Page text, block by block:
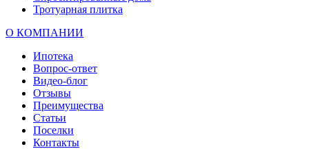
Тротуарная плитка
О КОМПАНИИ
Ипотека
Вопрос-ответ
Видео-блог
Отзывы
Преимущества
Статьи
Поселки
Контакты